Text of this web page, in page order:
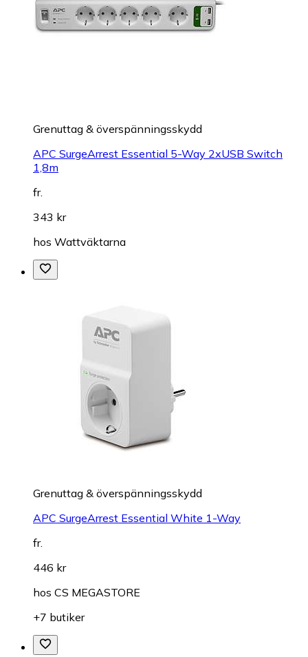
Grenuttag & överspänningsskydd
APC SurgeArrest Essential 5-Way 2xUSB Switch
1,8m
fr.
343 kr
hos Wattväktarna
Grenuttag & överspänningsskydd
APC SurgeArrest Essential White 1-Way
fr.
446 kr
hos CS MEGASTORE
+7 butiker